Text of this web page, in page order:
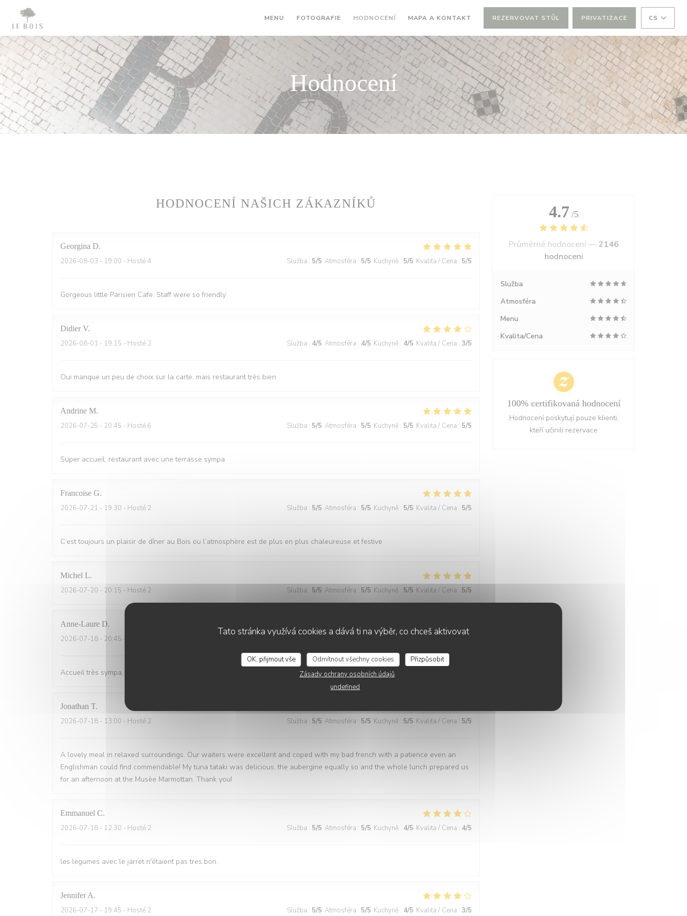
Panel pro správu cookies
Tato stránka využívá cookies a dává ti na výběr, co chceš aktivovat
OK, přijmout vše Odmítnout všechny cookies
Přizpůsobit
Zásady ochrany osobních údajů
undefined
MENU FOTOGRAFIE HODNOCENÍ MAPA A KONTAKT REZERVOVAT STŮL PRIVATIZACE CS
Hodnocení
HODNOCENÍ NAŠICH ZÁKAZNÍKŮ
Georgina D
2026-08-03 - 19:00 - Hosté 4 Služba : 5/5 Atmosféra : 5/5 Kuchyně : 5/5 Kvalita / Cena : 5/5
Gorgeous little Parisien Cafe. Staff were so friendly
Didier V
2026-08-01 - 19:15 - Hosté 2 Služba : 4/5 Atmosféra : 4/5 Kuchyně : 4/5 Kvalita / Cena : 3/5
Oui manque un peu de choix sur la carte, mais restaurant très bien
Andrine M
2026-07-25 - 20:45 - Hosté 6 Služba : 5/5 Atmosféra : 5/5 Kuchyně : 5/5 Kvalita / Cena : 5/5
Super accueil, restaurant avec une terrasse sympa
Francoise G
2026-07-21 - 19:30 - Hosté 2 Služba : 5/5 Atmosféra : 5/5 Kuchyně : 5/5 Kvalita / Cena : 5/5
C’est toujours un plaisir de dîner au Bois ou l’atmosphère est de plus en plus chaleureuse et festive
Michel L
2026-07-20 - 20:15 - Hosté 2 Služba : 5/5 Atmosféra : 5/5 Kuchyně : 5/5 Kvalita / Cena : 5/5
Anne-Laure D
2026-07-18 - 20:45 - Hosté 3 Kuchyně
Accueil très sympa, service rapide et efficace, repas impeccable, merci à vous!
Jonathan T
2026-07-18 - 13:00 - Hosté 2 Služba : 5/5 Atmosféra : 5/5 Kuchyně : 5/5 Kvalita / Cena : 5/5
A lovely meal in relaxed surroundings. Our waiters were excellent and coped with my bad french with a patience even an
Englishman could find commendable! My tuna tataki was delicious, the aubergine equally so and the whole lunch prepared us
for an afternoon at the Musèe Marmottan. Thank you!
Emmanuel C
2026-07-18 - 12:30 - Hosté 2 Služba : 5/5 Atmosféra : 5/5 Kuchyně : 4/5 Kvalita / Cena : 4/5
les legumes avec le jarret n'étaient pas tres bon.
Jennifer A
2026-07-17 - 19:45 - Hosté 2 Služba : 5/5 Atmosféra : 5/5 Kuchyně : 4/5 Kvalita / Cena : 3/5
4.7 /5
Průměrné hodnocení — 2146
hodnoceni
Služba
Atmosféra
Menu
Kvalita/Cena
100% certifikovaná hodnocení
Hodnocení poskytují pouze klienti,
kteří učinili rezervace